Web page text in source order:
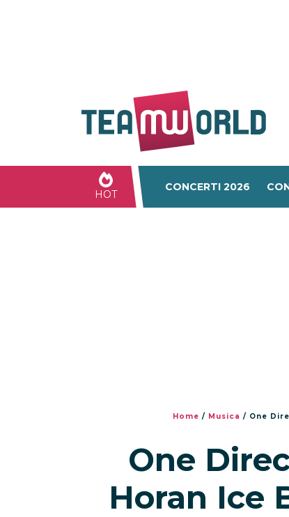
HOT
CONCERTI 2026
Home / Musica / One
One
Horan Ice